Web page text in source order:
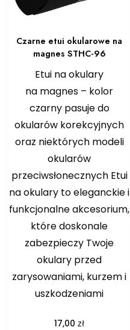
Czarne etui okularowe na
magnes STHC-96
Etui na okulary
na magnes – kolor
czarny pasuje do
okularów korekcyjnych
oraz niektórych modeli
okularów
przeciwsłonecznych Etui
na okulary to eleganckie i
funkcjonalne akcesorium,
które doskonale
zabezpieczy Twoje
okulary przed
zarysowaniami, kurzem i
uszkodzeniami
17,00zł